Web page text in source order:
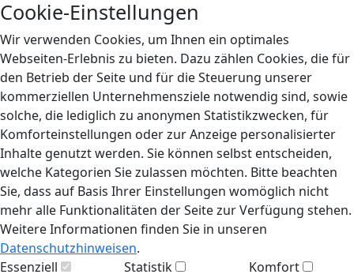
Cookie-Einstellungen
Wir verwenden Cookies, um Ihnen ein optimales
Webseiten-Erlebnis zu bieten. Dazu zählen Cookies, die für
den Betrieb der Seite und für die Steuerung unserer
kommerziellen Unternehmensziele notwendig sind, sowie
solche, die lediglich zu anonymen Statistikzwecken, für
Komforteinstellungen oder zur Anzeige personalisierter
Inhalte genutzt werden. Sie können selbst entscheiden,
welche Kategorien Sie zulassen möchten. Bitte beachten
Sie, dass auf Basis Ihrer Einstellungen womöglich nicht
mehr alle Funktionalitäten der Seite zur Verfügung stehen.
Weitere Informationen finden Sie in unseren
Datenschutzhinweisen.
Essenziell
Statistik Komfort